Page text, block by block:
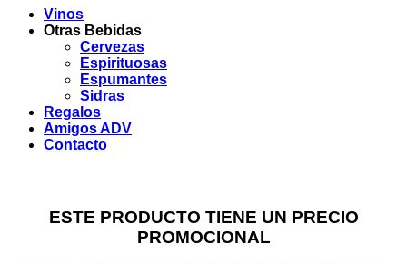
Vinos
Otras Bebidas
Cervezas
Espirituosas
Espumantes
Sidras
Regalos
Amigos ADV
Contacto
ESTE PRODUCTO TIENE UN PRECIO
PROMOCIONAL